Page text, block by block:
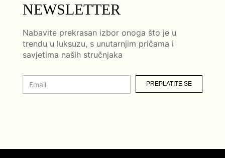
NEWSLETTER
Nabavite prekrasan izbor onoga što je u
trendu u luksuzu, s unutarnjim pričama i
savjetima naših stručnjaka
PREPLATITE SE